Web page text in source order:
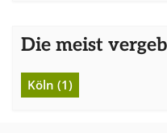
Die meist
Köln (1)